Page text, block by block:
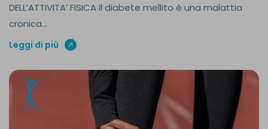
DELL’ATTIVITA’ FISICA Il diabete mellito è una malattia
cronica...
Leggi di più